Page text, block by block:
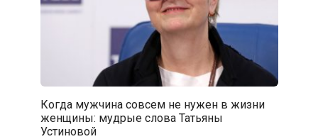
Когда мужчина совсем не нужен в жизни
женщины: мудрые слова Татьяны
Устиновой